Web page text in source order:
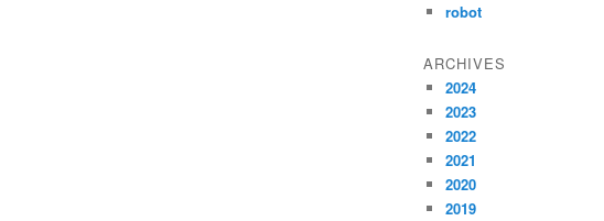
robot
ARCHIVES
2024
2023
2022
2021
2020
2019